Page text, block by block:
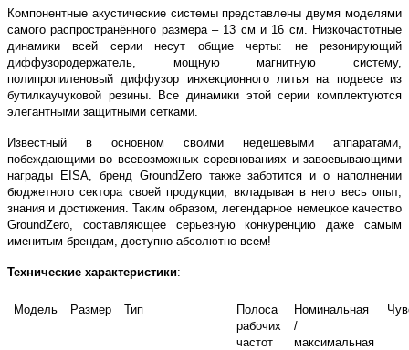
Компонентные акустические системы представлены двумя моделями
самого распространённого размера – 13 см и 16 см. Низкочастотные
динамики всей серии несут общие черты: не резонирующий
диффузородержатель, мощную магнитную систему,
полипропиленовый диффузор инжекционного литья на подвесе из
бутилкаучуковой резины. Все динамики этой серии комплектуются
элегантными защитными сетками.
Известный в основном своими недешевыми аппаратами,
побеждающими во всевозможных соревнованиях и завоевывающими
награды
EISA, бренд GroundZeroтакже заботится и о наполнении
бюджетного сектора своей продукции, вкладывая в него весь опыт,
знания и достижения. Таким образом, легендарное немецкое качество
GroundZero , составляющее серьезную конкуренцию даже самым
именитым брендам, доступно абсолютно всем!
Технические характеристики:
Модель Размер Тип
Полоса
рабочих
частот
Номинальная
/
максимальная